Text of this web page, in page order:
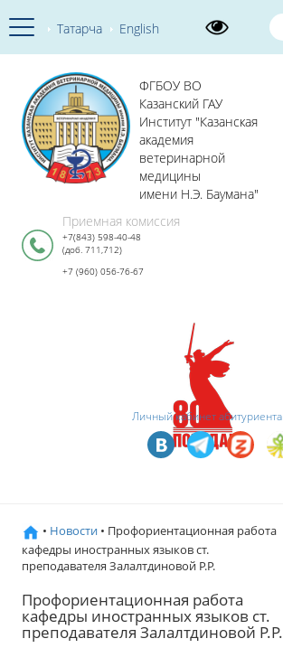
Татарча English
ФГБОУ ВО
Казанский ГАУ
Институт "Казанская
академия
ветеринарной
медицины
имени Н.Э. Баумана"
Приемная комиссия
+7(843) 598-40-48
(доб. 711,712)
+7 (960) 056-76-67
Личный кабинет абитуриента
• Новости • Профориентационная работа
кафедры иностранных языков ст.
преподавателя Залалтдиновой Р.Р.
Профориентационная работа
кафедры иностранных языков ст.
преподавателя Залалтдиновой Р.Р.